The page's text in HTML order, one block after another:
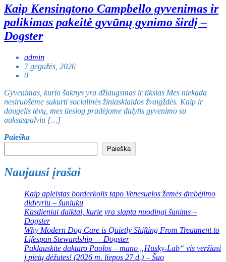
Kaip Kensingtono Campbello gyvenimas ir
palikimas pakeitė gyvūnų gynimo širdį –
Dogster
admin
7 gegužės, 2026
0
Gyvenimas, kurio šaknys yra džiaugsmas ir tikslas Mes niekada
nesiruošėme sukurti socialinės žiniasklaidos žvaigždės. Kaip ir
daugelis tėvų, mes tiesiog pradėjome dalytis gyvenimo su
auksaspalviu […]
Paieška
Paieška
Naujausi įrašai
Kaip apleistas borderkolis tapo Venesuelos žemės drebėjimo
didvyriu – šuniuku
Kasdieniai daiktai, kurie yra slapta nuodingi šunims –
Dogster
Why Modern Dog Care is Quietly Shifting From Treatment to
Lifespan Stewardship — Dogster
Paklauskite daktaro Paolos – mano „Husky-Lab“ vis veržiasi
į pietų dėžutes! (2026 m. liepos 27 d.) – Šuo